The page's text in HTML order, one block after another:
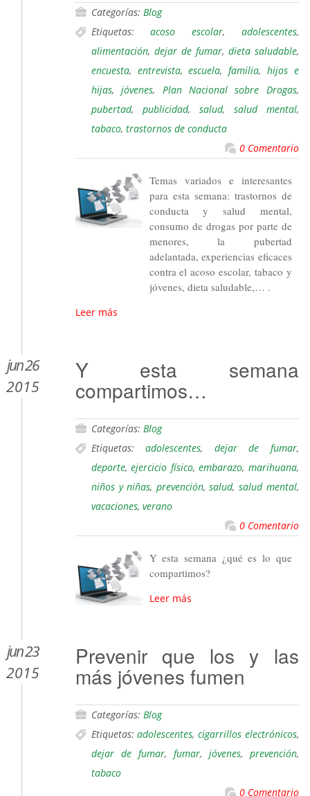
Categorías: Blog
Etiquetas:acoso escolar, adolescentes,
alimentación, dejar de fumar, dieta saludable,
encuesta, entrevista,escuela,familia, hijos e
hijas,jóvenes, Plan Nacional sobre Drogas,
pubertad, publicidad, salud, salud mental,
tabaco, trastornos de conducta
0 Comentario
Temas variados e interesantes
para esta semana: trastornos de
conducta y salud mental,
consumo de drogas por parte de
menores, la pubertad
adelantada, experiencias eficaces
contra el acoso escolar, tabaco y
jóvenes, dieta saludable,… .
Leer más
jun 26
2015
Y esta semana
compartimos…
Categorías: Blog
Etiquetas:adolescentes, dejar de fumar,
deporte,ejercicio físico,embarazo, marihuana,
niños y niñas, prevención,salud, salud mental,
vacaciones, verano
0 Comentario
Y esta semana ¿qué es lo que
compartimos?
Leer más
jun 23
2015
Prevenir que los y las
más jóvenes fumen
Categorías: Blog
Etiquetas:adolescentes, cigarrillos electrónicos,
dejar de fumar, fumar, jóvenes, prevención,
tabaco
0 Comentario